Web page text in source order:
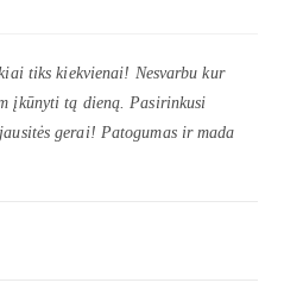
tiks kiekvienai! Nesvarbu kur
įkūnyti tą dieną. Pasirinkusi
gerai! Patogumas ir mada